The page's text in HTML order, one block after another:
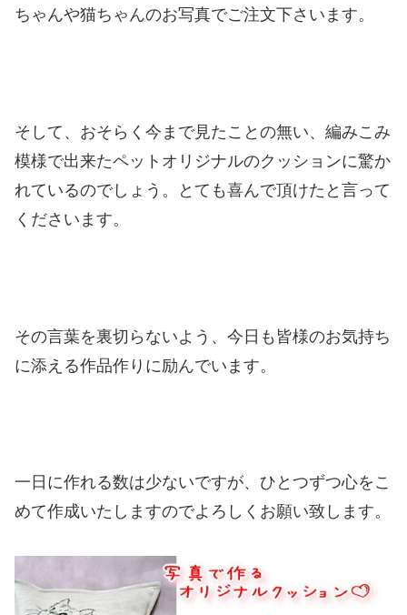
ちゃんや猫ちゃんのお写真でご注文下さいます。
そして、おそらく今まで見たことの無い、編みこみ
模様で出来たペットオリジナルのクッションに驚か
れているのでしょう。とても喜んで頂けたと言って
くださいます。
その言葉を裏切らないよう、今日も皆様のお気持ち
に添える作品作りに励んでいます。
一日に作れる数は少ないですが、ひとつずつ心をこ
めて作成いたしますのでよろしくお願い致します。